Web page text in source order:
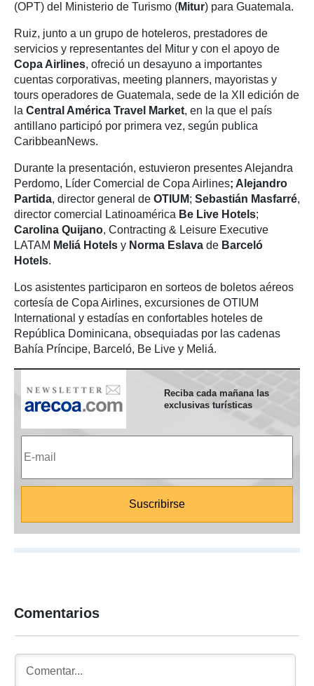
(OPT) del Ministerio de Turismo (Mitur) para Guatemala.
Ruiz, junto a un grupo de hoteleros, prestadores de
servicios y representantes del Mitur y con el apoyo de
Copa Airlines, ofreció un desayuno a importantes
cuentas corporativas, meeting planners, mayoristas y
tours operadores de Guatemala, sede de la XII edición de
la Central América Travel Market, en la que el país
antillano participó por primera vez, según publica
CaribbeanNews.
Durante la presentación, estuvieron presentes Alejandra
Perdomo, Líder Comercial de Copa Airlines; Alejandro
Partida, director general de OTIUM; Sebastián Masfarré,
director comercial Latinoamérica Be Live Hotels;
Carolina Quijano, Contracting & Leisure Executive
LATAM Meliá Hotels y Norma Eslava de Barceló
Hotels.
Los asistentes participaron en sorteos de boletos aéreos
cortesía de Copa Airlines, excursiones de OTIUM
International y estadías en confortables hoteles de
República Dominicana, obsequiadas por las cadenas
Bahía Príncipe, Barceló, Be Live y Meliá.
Reciba cada mañana las
exclusivas turísticas
Comentarios